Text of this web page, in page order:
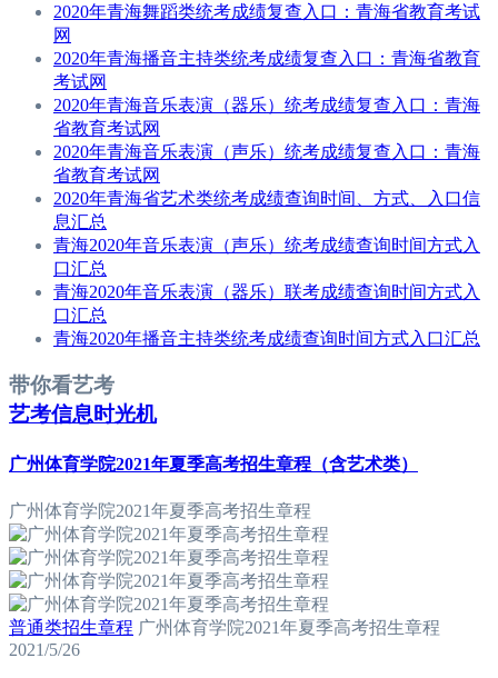
2020年青海舞蹈类统考成绩复查入口：青海省教育考试
网
2020年青海播音主持类统考成绩复查入口：青海省教育
考试网
2020年青海音乐表演（器乐）统考成绩复查入口：青海
省教育考试网
2020年青海音乐表演（声乐）统考成绩复查入口：青海
省教育考试网
2020年青海省艺术类统考成绩查询时间、方式、入口信
息汇总
青海2020年音乐表演（声乐）统考成绩查询时间方式入
口汇总
青海2020年音乐表演（器乐）联考成绩查询时间方式入
口汇总
青海2020年播音主持类统考成绩查询时间方式入口汇总
带你看艺考
艺考信息时光机
广州体育学院2021年夏季高考招生章程（含艺术类）
广州体育学院2021年夏季高考招生章程
普通类招生章程 广州体育学院2021年夏季高考招生章程
2021/5/26